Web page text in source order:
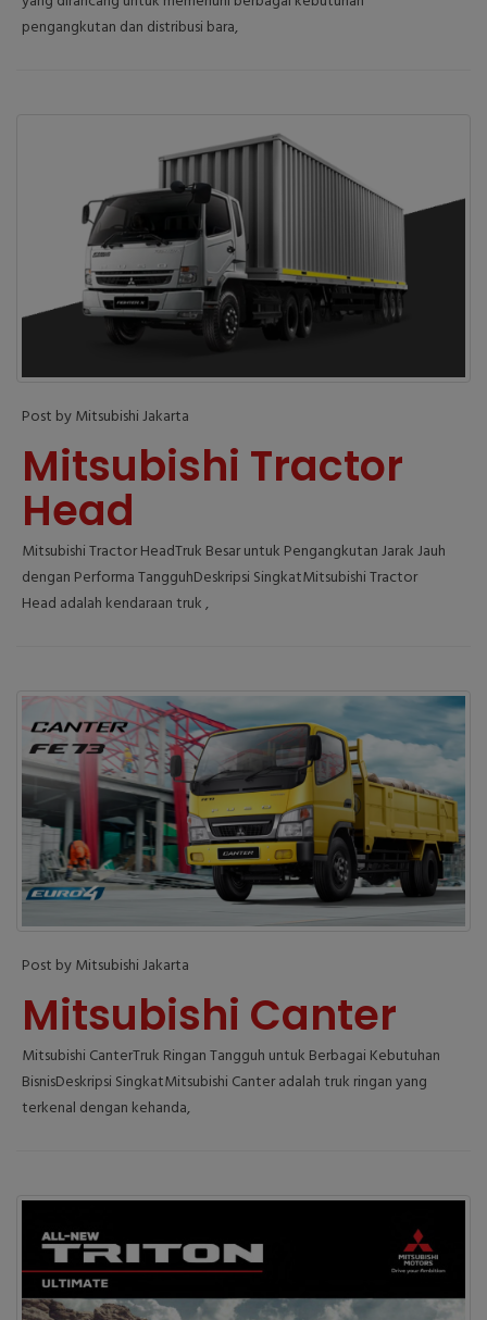
pengangkutan dan distribusi bara,
Post by Mitsubishi Jakarta
Mitsubishi Tractor
Head
Mitsubishi Tractor HeadTruk Besar untuk Pengangkutan Jarak Jauh
dengan Performa TangguhDeskripsi SingkatMitsubishi Tractor
Head adalah kendaraan truk ,
Post by Mitsubishi Jakarta
Mitsubishi Canter
Mitsubishi CanterTruk Ringan Tangguh untuk Berbagai Kebutuhan
BisnisDeskripsi SingkatMitsubishi Canter adalah truk ringan yang
terkenal dengan kehanda,